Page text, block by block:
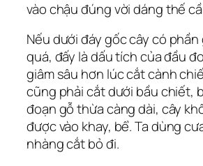
vào chậu đúng vời dáng thế
Nếu dưới đáy gốc cây có
quá, đấy là dấu tích của đầu
giâm sâu hơn lúc cắt cành
cũng phải cắt dưới bầu chiết,
đoạn gỗ thừa càng dài, cây
được vào khay, bể. Ta dùng
nhàng cắt bỏ đi.